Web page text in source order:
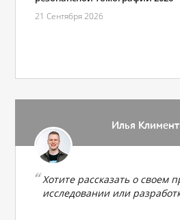
21 Сентября 2026
Илья
Хотите рассказать о своем
исследовании или